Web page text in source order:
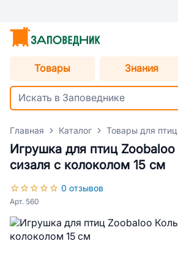
Товары Знания
Главная Каталог Товары для птиц
Игрушка для птиц
сизаля с колоколом 15 см
0 отзывов
Арт. 560